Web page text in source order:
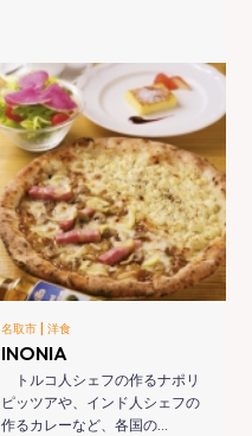
名取市 | 洋食
INONIA
トルコ人シェフの作るナポリ
ピッツアや、インド人シェフの
作るカレーなど、各国の…